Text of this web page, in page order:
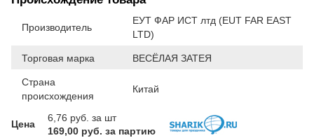
Производитель
ЕУТ ФАР ИСТ лтд (EUT FAR EAST
LTD)
Торговая марка ВЕСЁЛАЯ ЗАТЕЯ
Страна
происхождения
Китай
Цена
6,76 руб. за шт
169,00 руб. за партию